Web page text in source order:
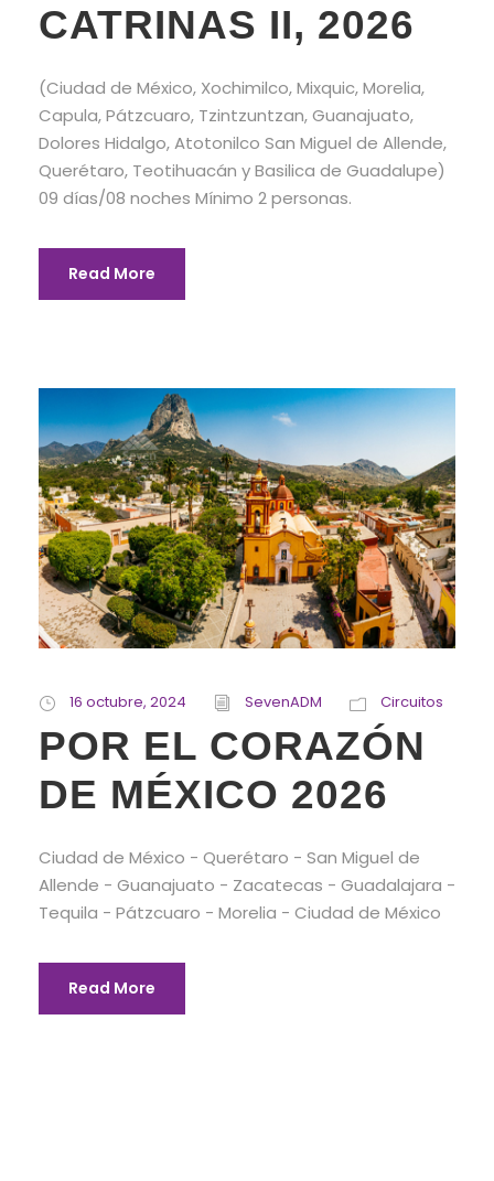
CATRINAS II, 2026
(Ciudad de México, Xochimilco, Mixquic, Morelia,
Capula, Pátzcuaro, Tzintzuntzan, Guanajuato,
Dolores Hidalgo, Atotonilco San Miguel de Allende,
Querétaro, Teotihuacán y Basilica de Guadalupe)
09 días/08 noches Mínimo 2 personas.
Read More
16 octubre, 2024 SevenADM Circuitos
POR EL CORAZÓN
DE MÉXICO 2026
Ciudad de México - Querétaro - San Miguel de
Allende - Guanajuato - Zacatecas - Guadalajara -
Tequila - Pátzcuaro - Morelia - Ciudad de México
Read More